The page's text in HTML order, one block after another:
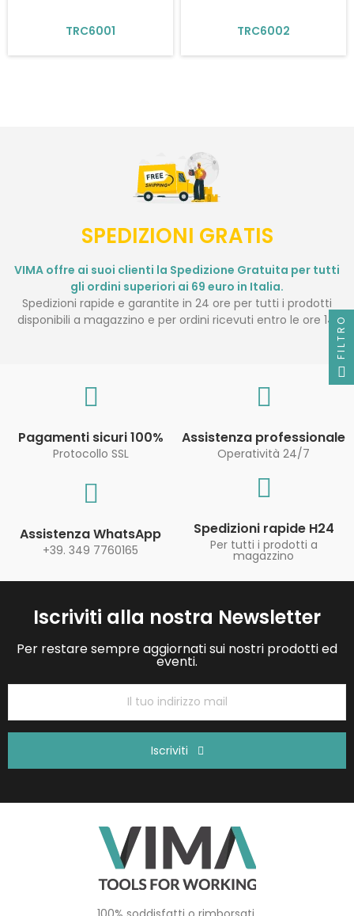
TRC6001 TRC6002
SPEDIZIONI GRATIS
VIMA offre ai suoi clienti la Spedizione Gratuita per tutti
gli ordini superiori ai 69 euro in Italia.
Spedizioni rapide e garantite in 24 ore per tutti i prodotti
disponibili a magazzino e per ordini ricevuti entro le ore 14.
Pagamenti sicuri 100%
Protocollo SSL
Assistenza professionale
Operatività 24/7
Assistenza WhatsApp
+39. 349 7760165
Spedizioni rapide H24
Per tutti i prodotti a
magazzino
Iscriviti alla nostra Newsletter
Per restare sempre aggiornati sui nostri prodotti ed
eventi.
Iscriviti
FILTRO